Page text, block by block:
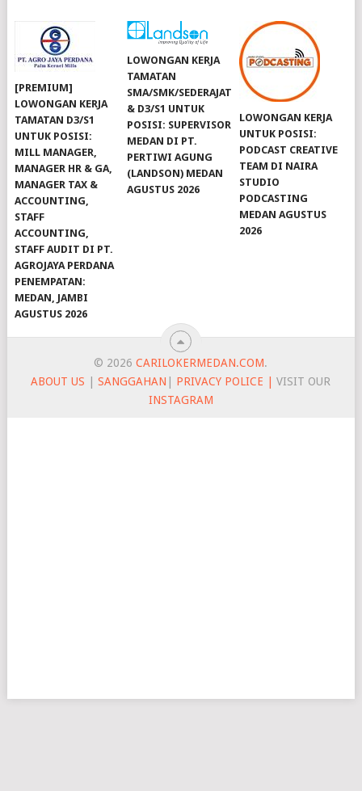
[PREMIUM]
LOWONGAN KERJA
TAMATAN D3/S1
UNTUK POSISI:
MILL MANAGER,
MANAGER HR & GA,
MANAGER TAX &
ACCOUNTING,
STAFF
ACCOUNTING,
STAFF AUDIT DI PT.
AGROJAYA PERDANA
PENEMPATAN:
MEDAN, JAMBI
AGUSTUS 2026
LOWONGAN KERJA
TAMATAN
SMA/SMK/SEDERAJAT
& D3/S1 UNTUK
POSISI: SUPERVISOR
MEDAN DI PT.
PERTIWI AGUNG
(LANDSON) MEDAN
AGUSTUS 2026
LOWONGAN KERJA
UNTUK POSISI:
PODCAST CREATIVE
TEAM DI NAIRA
STUDIO
PODCASTING
MEDAN AGUSTUS
2026
© 2026CARILOKERMEDAN.COM.
ABOUT US |SANGGAHAN PRIVACY POLICE |
VISIT OUR
INSTAGRAM